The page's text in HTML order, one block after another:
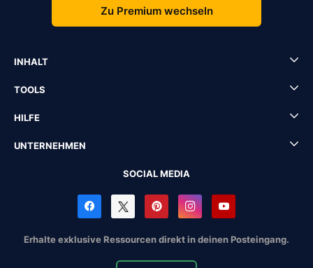
Zu Premium wechseln
INHALT
TOOLS
HILFE
UNTERNEHMEN
SOCIAL MEDIA
Erhalte exklusive Ressourcen direkt in deinen Posteingang.